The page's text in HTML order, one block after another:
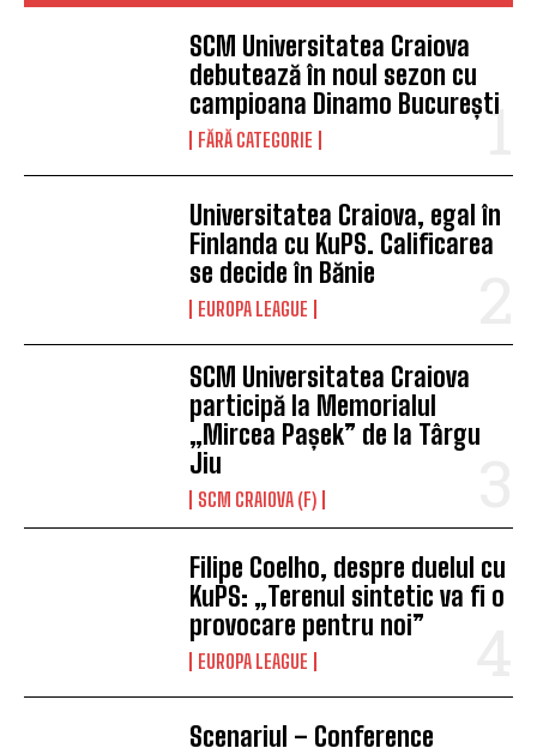
SCM Universitatea Craiova
debutează în noul sezon cu
campioana Dinamo București
FĂRĂ CATEGORIE
Universitatea Craiova, egal în
Finlanda cu KuPS. Calificarea
se decide în Bănie
EUROPA LEAGUE
SCM Universitatea Craiova
participă la Memorialul
„Mircea Pașek” de la Târgu
Jiu
SCM CRAIOVA (F)
Filipe Coelho, despre duelul cu
KuPS: „Terenul sintetic va fi o
provocare pentru noi”
EUROPA LEAGUE
Scenariul – Conference